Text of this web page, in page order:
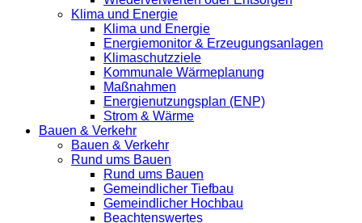
Klima und Energie
Klima und Energie
Energiemonitor & Erzeugungsanlagen
Klimaschutzziele
Kommunale Wärmeplanung
Maßnahmen
Energienutzungsplan (ENP)
Strom & Wärme
Bauen & Verkehr
Bauen & Verkehr
Rund ums Bauen
Rund ums Bauen
Gemeindlicher Tiefbau
Gemeindlicher Hochbau
Beachtenswertes